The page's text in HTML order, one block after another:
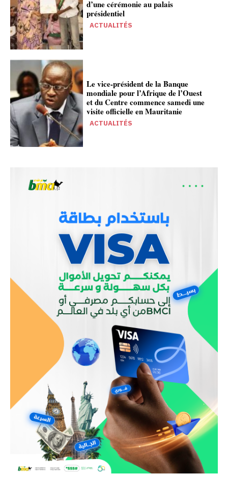
d’une cérémonie au palais
présidentiel
ACTUALITÉS
Le vice-président de la Banque
mondiale pour l’Afrique de l’Ouest
et du Centre commence samedi une
visite officielle en Mauritanie
ACTUALITÉS